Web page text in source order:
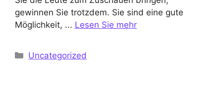
gewinnen Sie trotzdem. Sie sind eine gute
Möglichkeit, ... Lesen Sie mehr
Kategorien
Uncategorized